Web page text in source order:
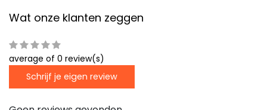
Wat onze klanten zeggen
average of 0 review(s)
Schrijf je eigen review